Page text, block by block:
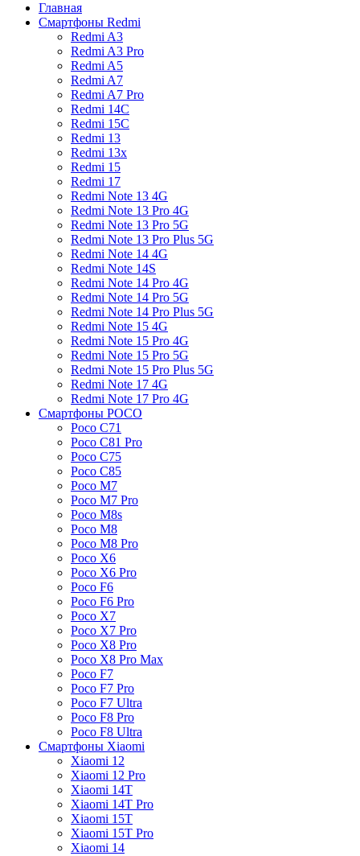
Главная
Смартфоны Redmi
Redmi A3
Redmi A3 Pro
Redmi A5
Redmi A7
Redmi A7 Pro
Redmi 14C
Redmi 15C
Redmi 13
Redmi 13x
Redmi 15
Redmi 17
Redmi Note 13 4G
Redmi Note 13 Pro 4G
Redmi Note 13 Pro 5G
Redmi Note 13 Pro Plus 5G
Redmi Note 14 4G
Redmi Note 14S
Redmi Note 14 Pro 4G
Redmi Note 14 Pro 5G
Redmi Note 14 Pro Plus 5G
Redmi Note 15 4G
Redmi Note 15 Pro 4G
Redmi Note 15 Pro 5G
Redmi Note 15 Pro Plus 5G
Redmi Note 17 4G
Redmi Note 17 Pro 4G
Смартфоны POCO
Poco C71
Poco C81 Pro
Poco C75
Poco C85
Poco M7
Poco M7 Pro
Poco M8s
Poco M8
Poco M8 Pro
Poco X6
Poco X6 Pro
Poco F6
Poco F6 Pro
Poco X7
Poco X7 Pro
Poco X8 Pro
Poco X8 Pro Max
Poco F7
Poco F7 Pro
Poco F7 Ultra
Poco F8 Pro
Poco F8 Ultra
Смартфоны Xiaomi
Xiaomi 12
Xiaomi 12 Pro
Xiaomi 14T
Xiaomi 14T Pro
Xiaomi 15T
Xiaomi 15T Pro
Xiaomi 14